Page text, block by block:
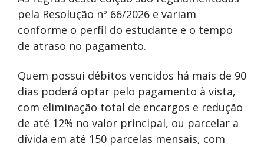
pela Resolução nº 66/2026 e variam
conforme o perfil do estudante e o tempo
de atraso no pagamento.
Quem possui débitos vencidos há mais de 90
dias poderá optar pelo pagamento à vista,
com eliminação total de encargos e redução
de até 12% no valor principal, ou parcelar a
dívida em até 150 parcelas mensais, com